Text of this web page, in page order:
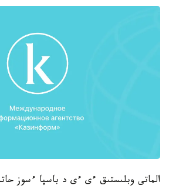
الماتى وبلىستىق ءى ءى د باسپا ءسوز